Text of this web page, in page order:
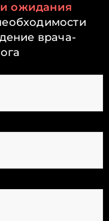
ожидания
врача-